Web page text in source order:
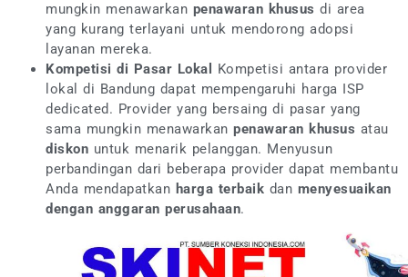
mungkin menawarkan penawaran khusus di area
yang kurang terlayani untuk mendorong adopsi
layanan mereka.
Kompetisi di Pasar Lokal
Kompetisi antara provider
lokal di Bandung dapat mempengaruhi harga ISP
dedicated. Provider yang bersaing di pasar yang
sama mungkin menawarkan penawaran khusus atau
diskon untuk menarik pelanggan. Menyusun
perbandingan dari beberapa provider dapat membantu
Anda mendapatkan harga terbaik dan menyesuaikan
dengan anggaran perusahaan.